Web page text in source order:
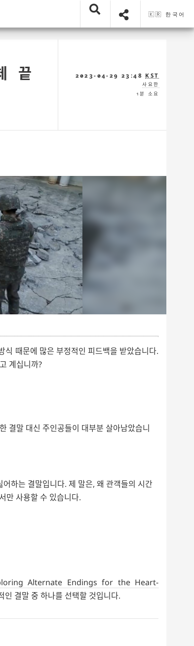
🇰🇷 한국어
끝
2023-04-29 23:48 KST
사요한
1분 소요
때문에 많은 부정적인 피드백을 받았습니다.
계십니까?
결말 대신 주인공들이 대부분 살아남았습니
하는 결말입니다. 제 말은, 왜 관객들의 시간
만 사용할 수 있습니다.
Alternate Endings for the Heart-
인 결말 중 하나를 선택할 것입니다.